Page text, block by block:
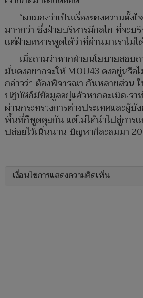
“ผมมองว่าเป็นเรื่องของความตั้งใ
มากกว่า ซึ่งฝ่ายบริหารมีกลไก ที่จะบ
แต่ฝ่ายทหารพูดได้ว่าที่ผ่านมาเราไม่ไ
เมื่อถามว่าหากฝ่ายนโยบายสอบ
มั่นคงอยากจะให้ MOU43 คงอยู่หรือ
กล่าวว่า ต้องพิจารณา กันหลายส่วน
ปฏิบัติก็มีข้อมูลอยู่แล้วหากละเมิดเรา
ผ่านกระทรวงการต่างประเทศและผู้
พื้นที่ก็พูดคุยกัน แต่ไม่ได้นำไปสู่การแ
ปล่อยไว้เนิ่นนาน ปัญหาก็สะสมมา
เงื่อนไขการแสดงความคิดเห็น